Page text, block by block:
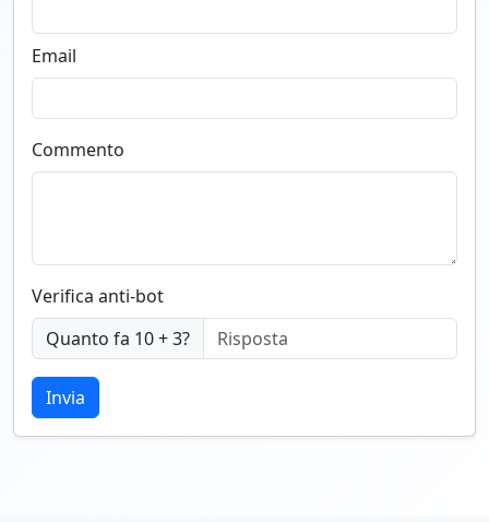
Email
Commento
Verifica anti-bot
Quanto fa 10 + 3?
Invia